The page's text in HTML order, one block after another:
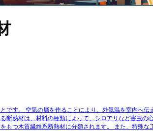
です。
空気の層を作ることにより、外気温を室内へ
断熱材は、材料の種類によって、シロアリなど害虫の
もつ木質繊維系断熱材に分類されます。
また、特殊な